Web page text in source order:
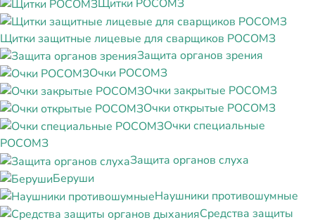
Щитки РОСОМЗ
Щитки защитные лицевые для сварщиков РОСОМЗ
Защита органов зрения
Очки РОСОМЗ
Очки закрытые РОСОМЗ
Очки открытые РОСОМЗ
Очки специальные
РОСОМЗ
Защита органов слуха
Беруши
Наушники противошумные
Средства защиты